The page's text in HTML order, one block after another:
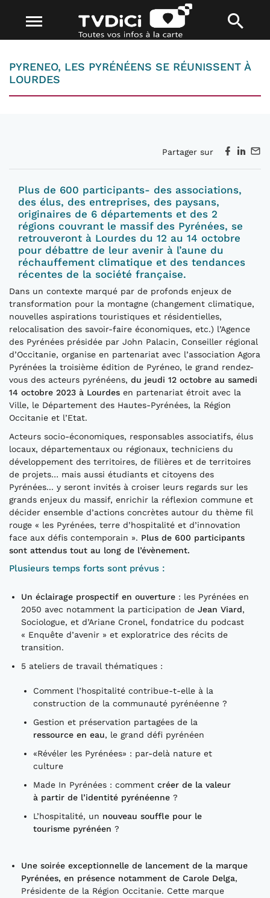
PYRENEO, LES PYRÉNÉENS SE RÉUNISSENT À
LOURDES
Partager sur
Plus de 600 participants- des associations,
des élus, des entreprises, des paysans,
originaires de 6 départements et des 2
régions couvrant le massif des Pyrénées, se
retrouveront à Lourdes du 12 au 14 octobre
pour débattre de leur avenir à l’aune du
réchauffement climatique et des tendances
récentes de la société française.
Dans un contexte marqué par de profonds enjeux de
transformation pour la montagne (changement climatique,
nouvelles aspirations touristiques et résidentielles,
relocalisation des savoir-faire économiques, etc.) l’Agence
des Pyrénées présidée par John Palacin, Conseiller régional
d’Occitanie, organise en partenariat avec l’association Agora
Pyrénées la troisième édition de Pyréneo, le grand rendez-
vous des acteurs pyrénéens, du jeudi 12 octobre au samedi
14 octobre 2023 à Lourdes en partenariat étroit avec la
Ville, le Département des Hautes-Pyrénées, la Région
Occitanie et l’Etat.
Acteurs socio-économiques, responsables associatifs, élus
locaux, départementaux ou régionaux, techniciens du
développement des territoires, de filières et de territoires
de projets… mais aussi étudiants et citoyens des
Pyrénées... y seront invités à croiser leurs regards sur les
grands enjeux du massif, enrichir la réflexion commune et
décider ensemble d’actions concrètes autour du thème fil
rouge « les Pyrénées, terre d’hospitalité et d’innovation
face aux défis contemporain ». Plus de 600 participants
sont attendus tout au long de l’évènement.
Plusieurs temps forts sont prévus :
Un éclairage prospectif en ouverture : les Pyrénées en
2050 avec notamment la participation de Jean Viard,
Sociologue, et d’Ariane Cronel, fondatrice du podcast
« Enquête d’avenir » et exploratrice des récits de
transition.
5 ateliers de travail thématiques :
Comment l’hospitalité contribue-t-elle à la
construction de la communauté pyrénéenne ?
Gestion et préservation partagées de la
ressource en eau, le grand défi pyrénéen
«Révéler les Pyrénées» : par-delà nature et
culture
Made In Pyrénées : comment créer de la valeur
à partir de l’identité pyrénéenne ?
L’hospitalité, un nouveau souffle pour le
tourisme pyrénéen ?
Une soirée exceptionnelle de lancement de la marque
Pyrénées, en présence notamment de Carole Delga,
Présidente de la Région Occitanie. Cette marque